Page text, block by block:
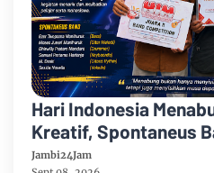
Hari Indonesia
Kreatif, Spontaneus
Festival Band Pelajar
Jambi24Jam